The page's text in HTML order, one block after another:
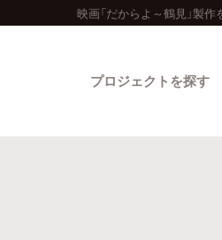
映画「だからよ～鶴見」製
プロジェクトを探す